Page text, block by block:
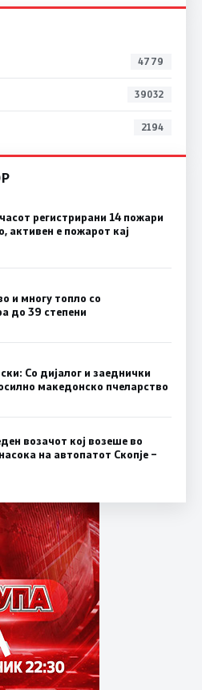
4779
39032
2194
регистрирани 14 пожари
активен е пожарот кај
и многу топло со
до 39 степени
Со дијалог и заеднички
македонско пчеларство
возачот кој возеше во
на автопатот Скопје –